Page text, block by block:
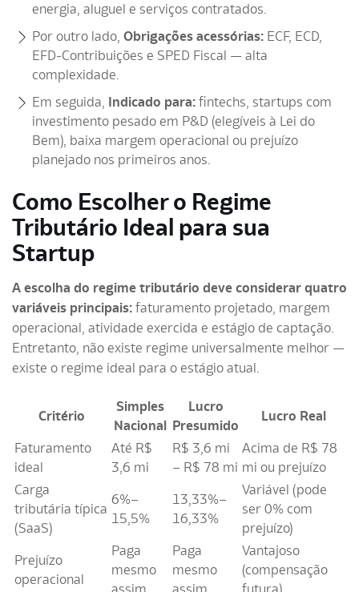
energia, aluguel e serviços contratados.
Por outro lado, Obrigações acessórias: ECF, ECD,
EFD-Contribuições e SPED Fiscal — alta
complexidade.
Em seguida, Indicado para: fintechs, startups com
investimento pesado em P&D (elegíveis à Lei do
Bem), baixa margem operacional ou prejuízo
planejado nos primeiros anos.
Como Escolher o Regime
Tributário Ideal para sua
Startup
A escolha do regime tributário deve considerar quatro
variáveis principais: faturamento projetado, margem
operacional, atividade exercida e estágio de captação.
Entretanto, não existe regime universalmente melhor —
existe o regime ideal para o estágio atual.
Critério
Simples
Nacional
Lucro
Presumido
Lucro Real
Faturamento
ideal
Até R$
3,6 mi
R$ 3,6 mi
– R$ 78 mi
Acima de R$ 78
mi ou prejuízo
Carga
tributária típica
(SaaS)
6%–
15,5%
13,33%–
16,33%
Variável (pode
ser 0% com
prejuízo)
Prejuízo
operacional
Paga
mesmo
Paga
mesmo
Vantajoso
(compensação